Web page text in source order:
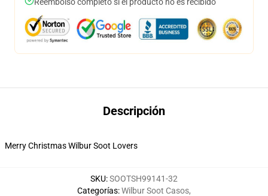
Descripción
Merry Christmas Wilbur Soot Lovers
SKU:SOOTSH99141-32
Categorías:Wilbur Soot Casos,